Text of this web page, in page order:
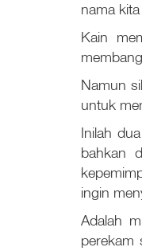
nama
Kain
Namun
untuk
Inilah
bahkan
ingin
Adalah
perekam